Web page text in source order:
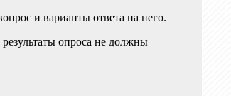
и варианты ответа на него.
опроса не должны